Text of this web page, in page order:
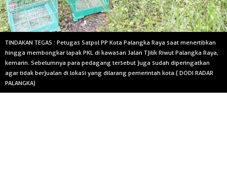
TINDAKAN TEGAS : Petugas Satpol PP Kota Palangka Raya saat menertibkan
hingga membongkar lapak PKL di kawasan Jalan Tjilik Riwut Palangka Raya,
kemarin. Sebelumnya para pedagang tersebut juga sudah diperingatkan
agar tidak berjualan di lokasi yang dilarang pemerintah kota.( DODI RADAR
PALANGKA)